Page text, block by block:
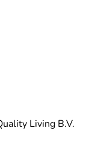
Living B.V.